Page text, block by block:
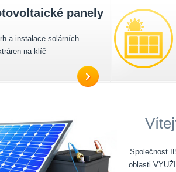
panely
a instalace solárních
na klíč
Společnost
oblasti